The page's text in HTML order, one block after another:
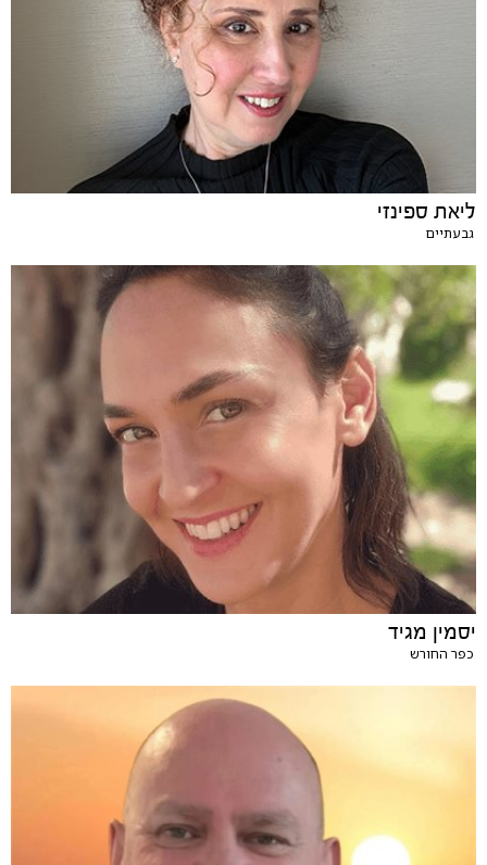
ליאת ספינזי
גבעתיים
יסמין מגיד
כפר החורש